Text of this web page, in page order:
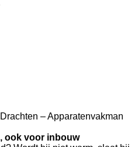
– Apparatenvakman
ook voor inbouw